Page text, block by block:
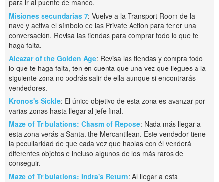
para ir al puente de mando.
Misiones secundarias 7: Vuelve a la Transport Room de la
nave y activa el símbolo de las Private Action para tener una
conversación. Revisa las tiendas para comprar todo lo que te
haga falta.
Alcazar of the Golden Age: Revisa las tiendas y compra todo
lo que te haga falta, ten en cuenta que una vez que llegues a la
siguiente zona no podrás salir de ella aunque si encontrarás
vendedores.
Kronos's Sickle: El único objetivo de esta zona es avanzar por
varias zonas hasta llegar al jefe final.
Maze of Tribulations: Chasm of Repose: Nada más llegar a
esta zona verás a Santa, the Mercantilean. Este vendedor tiene
la peculiaridad de que cada vez que hablas con él venderá
diferentes objetos e incluso algunos de los más raros de
conseguir.
Maze of Tribulations: Indra's Return: Al llegar a esta